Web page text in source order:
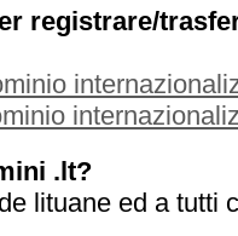
registrare/
.lt?
lituane ed a tutti